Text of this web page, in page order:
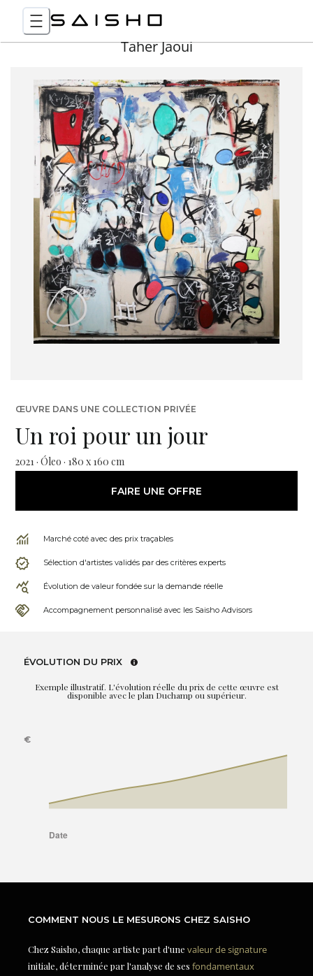
Taher Jaoui
ŒUVRE DANS UNE COLLECTION PRIVÉE
Un roi pour un jour
2021 · Óleo · 180 x 160 cm
FAIRE UNE OFFRE
Marché coté avec des prix traçables
Sélection d'artistes validés par des critères experts
Évolution de valeur fondée sur la demande réelle
Accompagnement personnalisé avec les Saisho Advisors
ÉVOLUTION DU PRIX
Exemple illustratif. L'évolution réelle du prix de cette œuvre est
disponible avec le plan Duchamp ou supérieur.
COMMENT NOUS LE MESURONS CHEZ SAISHO
Chez Saisho, chaque artiste part d'une valeur de signature
initiale, déterminée par l'analyse de ses fondamentaux